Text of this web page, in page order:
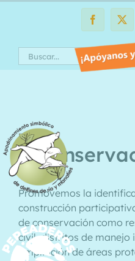
Facebook
X
Search
Promovemos la
construcción
de conservación como
civil, distritos de manejo
ampliación de áreas